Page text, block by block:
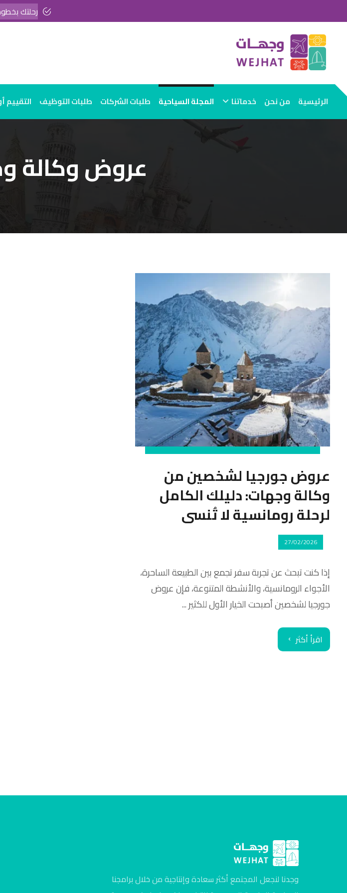
رحلتك
الرئيسية من نحن خدماتنا المجلة السياحية طلبات الشركات طلبات التوظيف التقييم
عروض وكالة
عروض جورجيا لشخصين من
وكالة وجهات: دليلك الكامل
لرحلة رومانسية لا تُنسى
27/02/2026
إذا كنت تبحث عن تجربة سفر تجمع بين الطبيعة الساحرة،
الأجواء الرومانسية، والأنشطة المتنوعة، فإن عروض
جورجيا لشخصين أصبحت الخيار الأول للكثير ...
اقرأ أكثر
وجدنا لنجعل المجتمع أكثر سعادة وإنتاجية من خلال برامجنا